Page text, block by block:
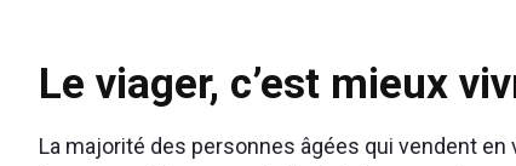
Le viager, c’est mieux
La majorité des personnes âgées qui vendent